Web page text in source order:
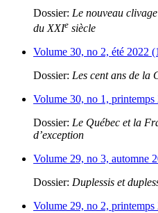
Dossier: Le nouveau
du XXIe siècle
Volume 30, no 2, été 2022
Dossier: Les cent ans de la
Volume 30, no 1, printemps
Dossier: Le Québec et la
d’exception
Volume 29, no 3, automne
Dossier: Duplessis et
Volume 29, no 2, printemps